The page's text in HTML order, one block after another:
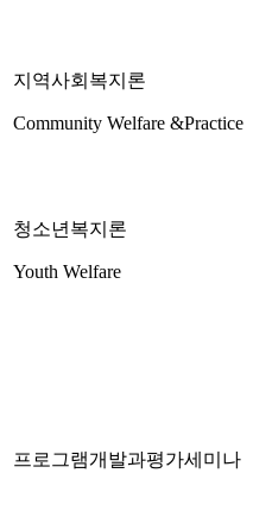
지역사회복지론
Community Welfare &Practice
청소년복지론
Youth Welfare
프로그램개발과평가세미나